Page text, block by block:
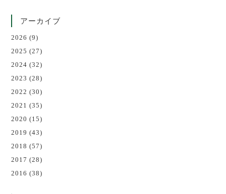
アーカイブ
2026 (9)
2025 (27)
2024 (32)
2023 (28)
2022 (30)
2021 (35)
2020 (15)
2019 (43)
2018 (57)
2017 (28)
2016 (38)